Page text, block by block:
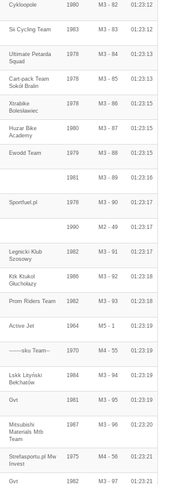
Cykloopole 1980 M3 - 82 01:23:12
Sii Cycling Team 1983 M3 - 83 01:23:12
Ultimate Petarda
Squad
1978 M3 - 84 01:23:13
Cart-pack Team
Sokół Bralin
1978 M3 - 85 01:23:13
Xtrabike
Bolesławiec
1978 M3 - 86 01:23:15
Huzar Bike
Academy
1980 M3 - 87 01:23:15
Ewodd Team 1979 M3 - 88 01:23:15
1981 M3 - 89 01:23:16
Sportfuel.pl 1978 M3 - 90 01:23:17
1990 M2 - 49 01:23:17
Legnicki Klub
Szosowy
1982 M3 - 91 01:23:17
Ktk Ktukol
Głuchołazy
1986 M3 - 92 01:23:18
Prom Riders Team 1982 M3 - 93 01:23:18
Active Jet 1964 M5 - 1 01:23:19
-------sku Team-- 1970 M4 - 55 01:23:19
Lskk Lityński
Bełchatów
1984 M3 - 94 01:23:19
Gvt 1981 M3 - 95 01:23:19
Mitsubishi
Materials Mtb
Team
1987 M3 - 96 01:23:20
Strefasportu.pl Mw
Invest
1975 M4 - 56 01:23:21
Gvt 1982 M3 - 97 01:23:21